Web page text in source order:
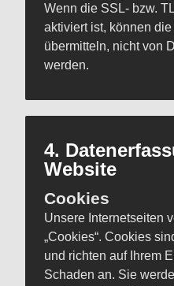
Wenn die SSL- bzw.
aktiviert ist, können
übermitteln, nicht von
werden.
4.
Website
Cookies
Unsere Internetseiten
„Cookies“. Cookies
und richten auf Ihrem
Schaden an. Sie